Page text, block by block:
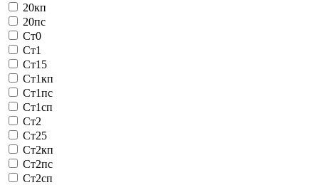
20кп
20пс
Ст0
Ст1
Ст15
Ст1кп
Ст1пс
Ст1сп
Ст2
Ст25
Ст2кп
Ст2пс
Ст2сп